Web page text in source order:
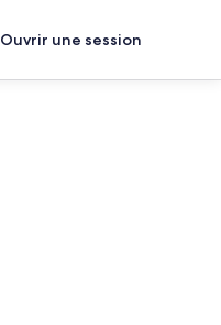
Ouvrir une session